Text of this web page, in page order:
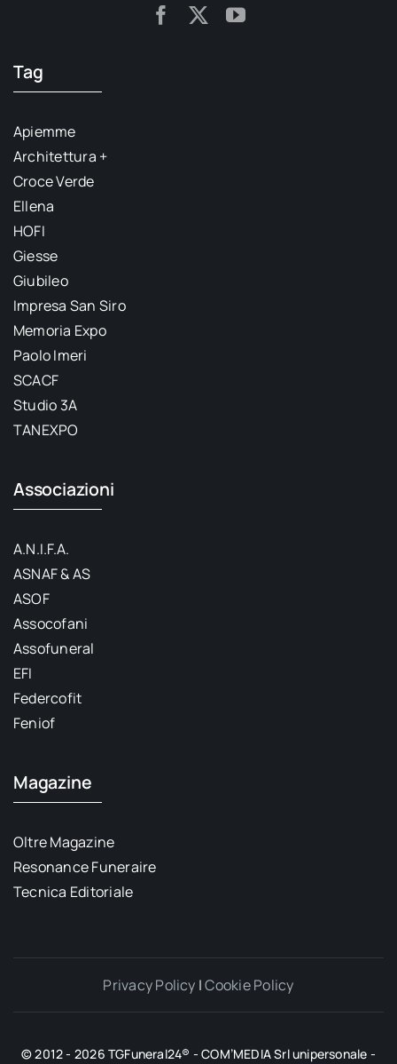
Tag
Apiemme
Architettura +
Croce Verde
Ellena
HOFI
Giesse
Giubileo
Impresa San Siro
Memoria Expo
Paolo Imeri
SCACF
Studio 3A
TANEXPO
Associazioni
A.N.I.F.A.
ASNAF & AS
ASOF
Assocofani
Assofuneral
EFI
Federcofit
Feniof
Magazine
Oltre Magazine
Resonance Funeraire
Tecnica Editoriale
Privacy Policy |Cookie Policy
© 2012 - 2026 TGFuneral24® - COM’MEDIA Srl unipersonale -